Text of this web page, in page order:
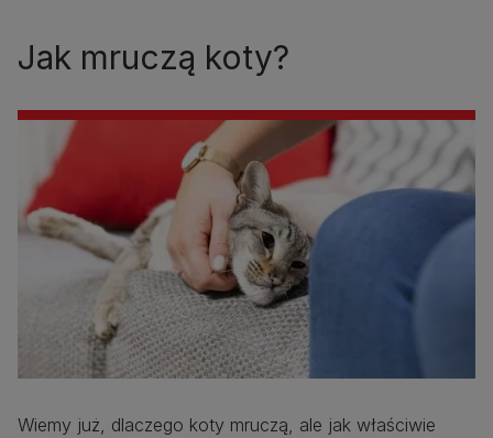
Jak mruczą koty?
Wiemy już, dlaczego koty mruczą, ale jak właściwie